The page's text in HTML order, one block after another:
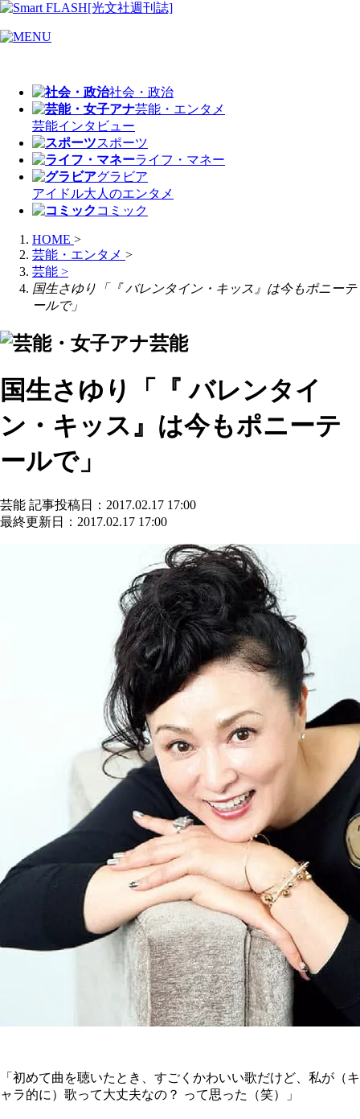
社会・政治
芸能・エンタメ
芸能インタビュー
スポーツ
ライフ・マネー
グラビア
アイドル大人のエンタメ
コミック
HOME >
芸能・エンタメ >
芸能 >
国生さゆり「『 バレンタイン・キッス』は今もポニーテ
ールで」
芸能
国生さゆり「『 バレンタイ
ン・キッス』は今もポニーテ
ールで」
芸能 記事投稿日：2017.02.17 17:00
最終更新日：2017.02.17 17:00
「初めて曲を聴いたとき、すごくかわいい歌だけど、私が（キ
ャラ的に）歌って大丈夫なの？ って思った（笑）」